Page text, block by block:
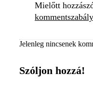
Mielőtt
Jelenleg nincsenek
Szóljon hozzá!